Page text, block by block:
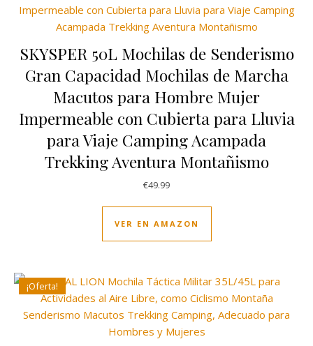
SKYSPER 50L Mochilas de Senderismo
Gran Capacidad Mochilas de Marcha
Macutos para Hombre Mujer
Impermeable con Cubierta para Lluvia
para Viaje Camping Acampada
Trekking Aventura Montañismo
€49.99
VER EN AMAZON
¡Oferta!